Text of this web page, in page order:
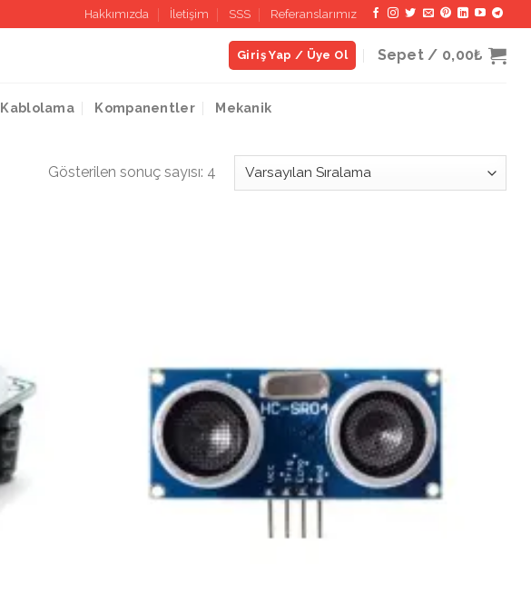
Hakkımızda İletişim SSS Referanslarımız
Giriş Yap / Üye Ol Sepet / 0,00₺
Kablolama Kompanentler Mekanik
Gösterilen sonuç sayısı: 4